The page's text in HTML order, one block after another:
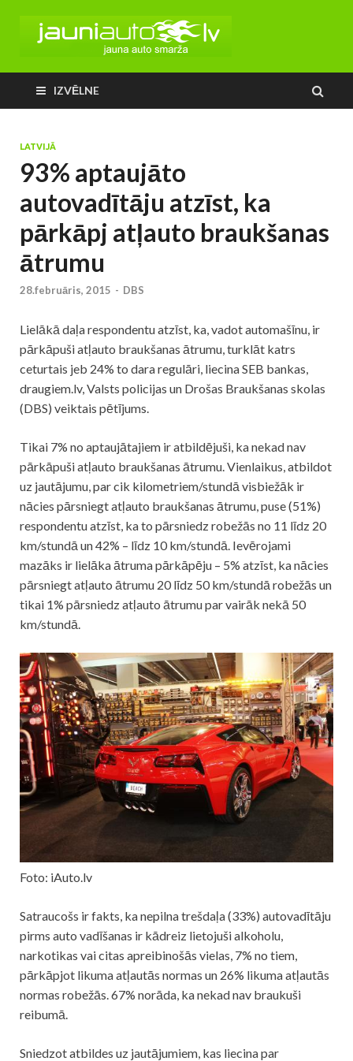
IZVĒLNE
LATVIJĀ
93% aptaujāto
autovadītāju atzīst, ka
pārkāpj atļauto braukšanas
ātrumu
28.februāris, 2015 - DBS
Lielākā daļa respondentu atzīst, ka, vadot automašīnu, ir
pārkāpuši atļauto braukšanas ātrumu, turklāt katrs
ceturtais jeb 24% to dara regulāri, liecina SEB bankas,
draugiem.lv, Valsts policijas un Drošas Braukšanas skolas
(DBS) veiktais pētījums.
Tikai 7% no aptaujātajiem ir atbildējuši, ka nekad nav
pārkāpuši atļauto braukšanas ātrumu. Vienlaikus, atbildot
uz jautājumu, par cik kilometriem/stundā visbiežāk ir
nācies pārsniegt atļauto braukšanas ātrumu, puse (51%)
respondentu atzīst, ka to pārsniedz robežās no 11 līdz 20
km/stundā un 42% – līdz 10 km/stundā. Ievērojami
mazāks ir lielāka ātruma pārkāpēju – 5% atzīst, ka nācies
pārsniegt atļauto ātrumu 20 līdz 50 km/stundā robežās un
tikai 1% pārsniedz atļauto ātrumu par vairāk nekā 50
km/stundā.
Foto: iAuto.lv
Satraucošs ir fakts, ka nepilna trešdaļa (33%) autovadītāju
pirms auto vadīšanas ir kādreiz lietojuši alkoholu,
narkotikas vai citas apreibinošās vielas, 7% no tiem,
pārkāpjot likuma atļautās normas un 26% likuma atļautās
normas robežās. 67% norāda, ka nekad nav braukuši
reibumā.
Sniedzot atbildes uz jautājumiem, kas liecina par